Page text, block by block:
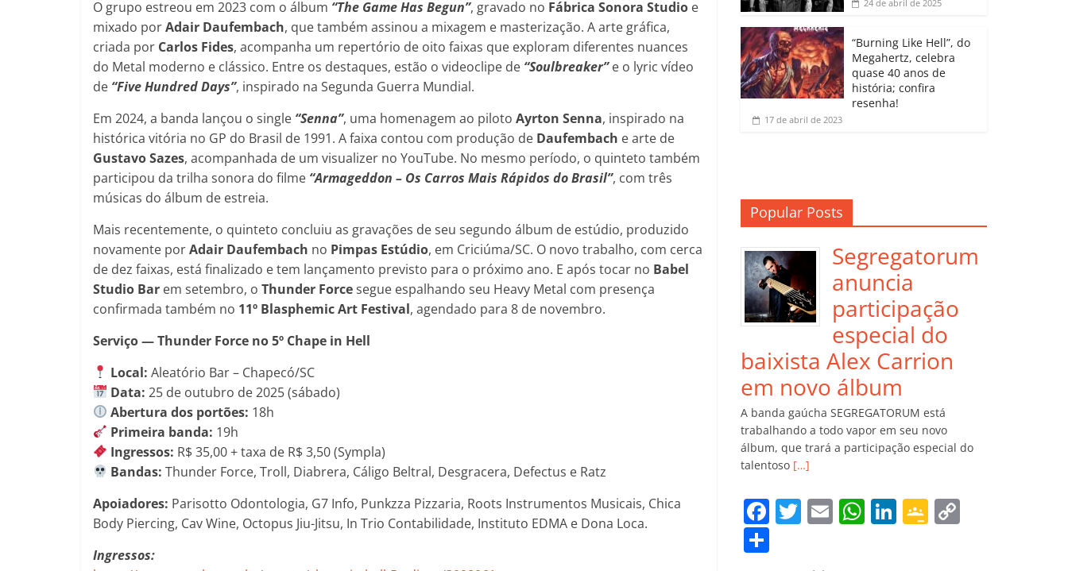
O grupo estreou em 2023 com o álbum “The Game Has Begun”, gravado no Fábrica Sonora Studio e
mixado porAdair Daufembach, que também assinou a mixagem e masterização. A arte gráfica,
criada por Carlos Fides, acompanha um repertório de oito faixas que exploram diferentes nuances
do Metal moderno e clássico. Entre os destaques, estão o videoclipe de “Soulbreaker”e o lyric vídeo
de “Five Hundred Days”, inspirado na Segunda Guerra Mundial.
Em 2024, a banda lançou o single “Senna”, uma homenagem ao piloto Ayrton Senna, inspirado na
histórica vitória no GP do Brasil de 1991. A faixa contou com produção de Daufembach e arte de
Gustavo Sazes, acompanhada de um visualizer no YouTube. No mesmo período, o quinteto também
participou da trilha sonora do filme “Armageddon – Os Carros Mais Rápidos do Brasil”, com três
músicas do álbum de estreia.
Mais recentemente, o quinteto concluiu as gravações de seu segundo álbum de estúdio, produzido
novamente porAdair Daufembach no Pimpas Estúdio, em Criciúma/SC. O novo trabalho, com cerca
de dez faixas, está finalizado e tem lançamento previsto para o próximo ano. E após tocar no Babel
Studio Bar em setembro, o Thunder Forcesegue espalhando seu Heavy Metal com presença
confirmada também no 11º Blasphemic Art Festival, agendado para 8 de novembro.
Serviço — Thunder Force no 5º Chape in Hell
Local: Aleatório Bar – Chapecó/SC
Data: 25 de outubro de 2025 (sábado)
Abertura dos portões: 18h
Primeira banda: 19h
Ingressos: R$ 35,00 + taxa de R$ 3,50 (Sympla)
Bandas: Thunder Force, Troll, Diabrera, Cáligo Beltral, Desgracera, Defectus e Ratz
Apoiadores: Parisotto Odontologia, G7 Info, Punkzza Pizzaria, Roots Instrumentos Musicais, Chica
Body Piercing, Cav Wine, Octopus Jiu-Jitsu, In Trio Contabilidade, Instituto EDMA e Dona Loca.
Ingressos:
m
24 de abril de 2025
“Burning Like Hell”, do
Megahertz, celebra
quase 40 anos de
história; confira
resenha!
17 de abril de 2023
Popular Posts
Segregatorum
anuncia
participação
especial do
baixista Alex Carrion
em novo álbum
A banda gaúcha SEGREGATORUM está
trabalhando a todo vapor em seu novo
álbum, que trará a participação especial do
talentoso […]
F T
itt
E W Li G